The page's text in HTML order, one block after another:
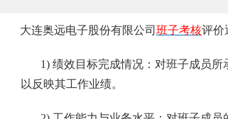
大连奥远电子股份有限公司 班子考核评价
1) 绩效目标完成情况：对班子成员所
以反映其工作业绩。